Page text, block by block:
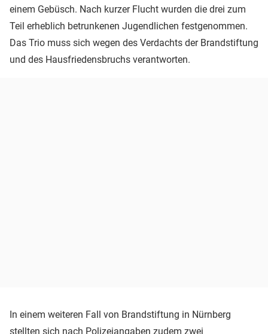
einem Gebüsch. Nach kurzer Flucht wurden die drei zum
Teil erheblich betrunkenen Jugendlichen festgenommen.
Das Trio muss sich wegen des Verdachts der Brandstiftung
und des Hausfriedensbruchs verantworten.
In einem weiteren Fall von Brandstiftung in Nürnberg
stellten sich nach Polizeiangaben zudem zwei